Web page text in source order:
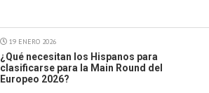
19 ENERO 2026
¿Qué necesitan los Hispanos para
clasificarse para la Main Round del
Europeo 2026?